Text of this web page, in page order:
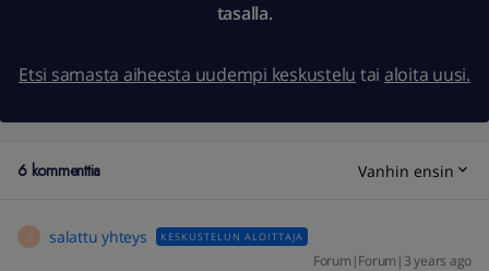
tasalla.
Etsi samasta aiheesta uudempi keskustelu tai aloita uusi.
6 kommenttia Vanhin ensin
S salattu yhteys KESKUSTELUN ALOITTAJA
Forum|Forum|3 years ago